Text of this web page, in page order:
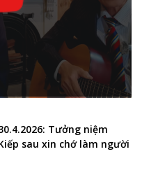
Tưởng niệm
sau xin chớ làm người